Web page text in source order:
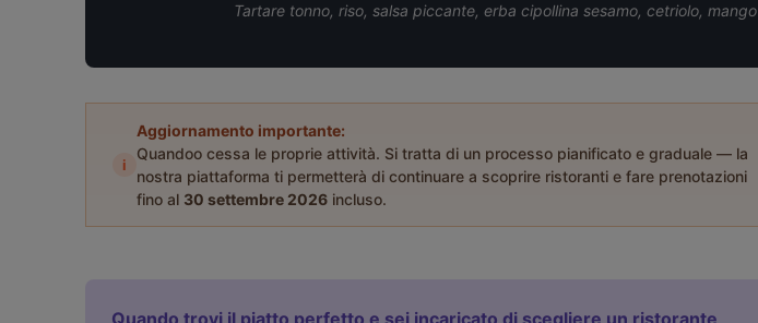
Tartare tonno, riso, salsa piccante, erba cipollina sesamo, cetriolo, mango
i
Aggiornamento importante:
Quandoo cessa le proprie attività. Si tratta di un processo pianificato e graduale — la
nostra piattaforma ti permetterà di continuare a scoprire ristoranti e fare prenotazioni
fino al 30 settembre 2026 incluso.
Quando trovi il piatto perfetto e sei incaricato di scegliere un ristorante